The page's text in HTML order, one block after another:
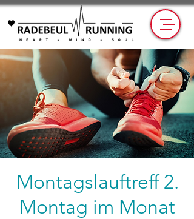
Montagslauftreff 2.
Montag im Monat